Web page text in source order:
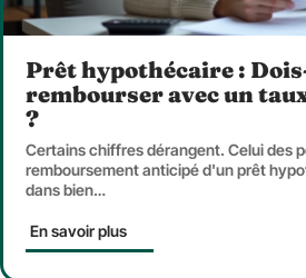
Prêt hypothécaire :
rembourser avec un
?
Certains chiffres dérangent. Celui des
remboursement anticipé d'un prêt
dans bien…
En savoir plus